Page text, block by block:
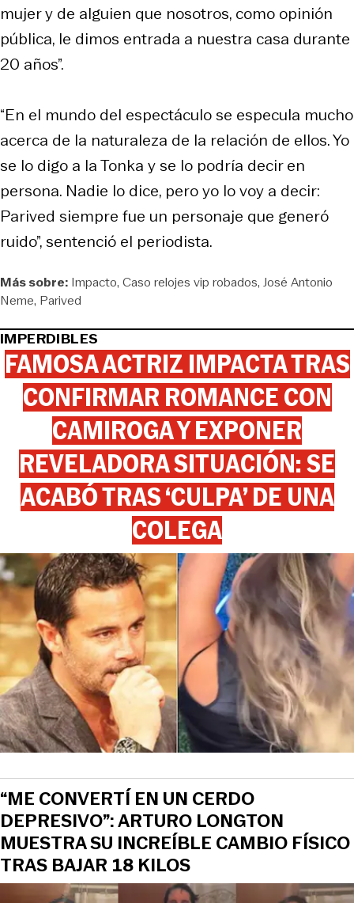
mujer y de alguien que nosotros, como opinión
pública, le dimos entrada a nuestra casa durante
20 años”.
“En el mundo del espectáculo se especula mucho
acerca de la naturaleza de la relación de ellos. Yo
se lo digo a la Tonka y se lo podría decir en
persona. Nadie lo dice, pero yo lo voy a decir:
Parived siempre fue un personaje que generó
ruido”, sentenció el periodista.
Más sobre: Impacto Caso relojes vip robados José Antonio
Neme Parived
IMPERDIBLES
FAMOSA ACTRIZ IMPACTA TRAS
CONFIRMAR ROMANCE CON
CAMIROGA Y EXPONER
REVELADORA SITUACIÓN: SE
ACABÓ TRAS ‘CULPA’ DE UNA
COLEGA
“ME CONVERTÍ EN UN CERDO
DEPRESIVO”: ARTURO LONGTON
MUESTRA SU INCREÍBLE CAMBIO FÍSICO
TRAS BAJAR 18 KILOS